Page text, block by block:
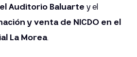
Auditorio Baluarte y el
y venta de NICDO en el
La Morea.